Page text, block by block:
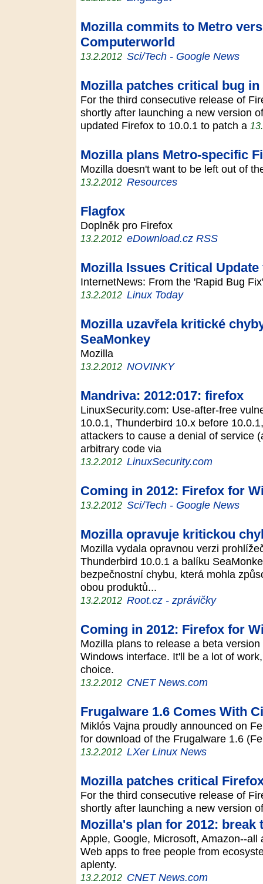
Mozilla commits to Metro
Computerworld
13.2.2012 Sci/Tech - Google News
Mozilla patches critical bug
For the third consecutive release of
shortly after launching a new version
updated Firefox to 10.0.1 to patch a
Mozilla plans Metro-specific
Mozilla doesn't want to be left out of
13.2.2012 Resources
Flagfox
Doplněk pro Firefox
13.2.2012 eDownload.cz RSS
Mozilla Issues Critical
InternetNews: From the 'Rapid Bug
13.2.2012 Linux Today
Mozilla uzavřela kritické
SeaMonkey
Mozilla
13.2.2012 NOVINKY
Mandriva: 2012:017: firefox
LinuxSecurity.com: Use-after-free
10.0.1, Thunderbird 10.x before
attackers to cause a denial of service
arbitrary code via
13.2.2012 LinuxSecurity.com
Coming in 2012: Firefox for
13.2.2012 Sci/Tech - Google News
Mozilla opravuje kritickou
Mozilla vydala opravnou verzi
Thunderbird 10.0.1 a balíku
bezpečnostní chybu, která mohla
obou produktů...
13.2.2012 Root.cz - zprávičky
Coming in 2012: Firefox for
Mozilla plans to release a beta
Windows interface. It'll be a lot of
choice.
13.2.2012 CNET News.com
Frugalware 1.6 Comes With
Miklós Vajna proudly announced on
for download of the Frugalware 1.6
13.2.2012 LXer Linux News
Mozilla patches critical
For the third consecutive release of
shortly after launching a new version
Mozilla's plan for 2012: break
Apple, Google, Microsoft, Amazon--
Web apps to free people from
aplenty.
13.2.2012 CNET News.com